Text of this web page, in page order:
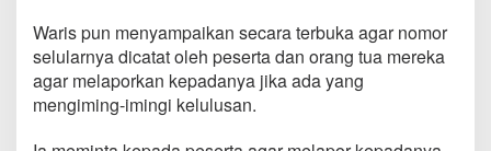
Waris pun menyampaikan secara terbuka agar nomor
selularnya dicatat oleh peserta dan orang tua mereka
agar melaporkan kepadanya jika ada yang
mengiming-imingi kelulusan.